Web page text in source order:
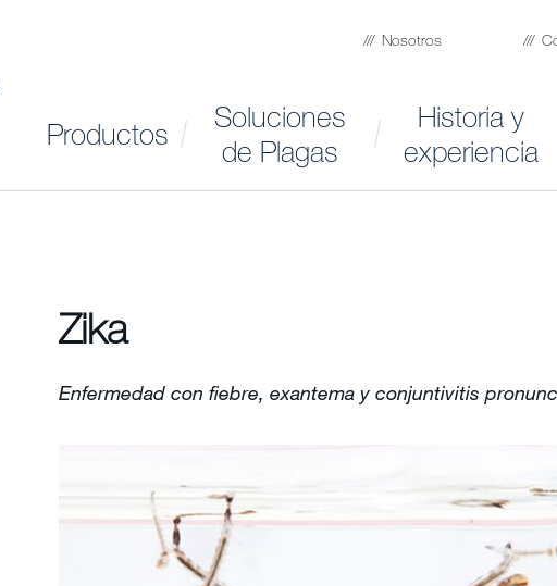
Nosotros
Productos
Soluciones
de Plagas
Historia y
experiencia
Zika
Enfermedad con fiebre, exantema y conjuntivitis